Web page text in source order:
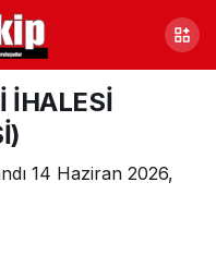
İHALESİ
14 Haziran 2026,